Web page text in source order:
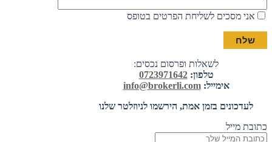
אני מסכים לשליחת הפרטים בטופס
לשאלות ופרסום נכסים:
טלפון:0723971642
אימייל:info@brokerli.com
לעדכונים בזמן אמת, הירשמו לניוזלטר שלנו
כתובת מייל